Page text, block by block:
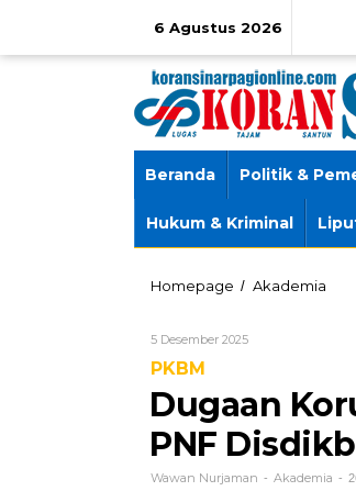
6 Agustus 2026
Beranda Politik &
Hukum & Kriminal
Homepage / Akademia
Tim
5 Desember 2025Oleh
PKBM
‎Dugaan
PNF
Wawan Nurjaman - Akademia -